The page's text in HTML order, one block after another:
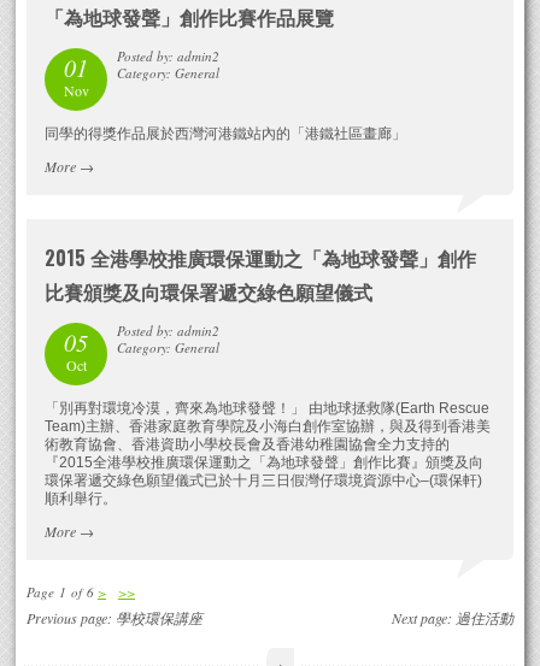
「為地球發聲」創作比賽作品展覽
01
Nov
Posted by: admin2
Category: General
同學的得獎作品展於西灣河港鐵站內的「港鐵社區畫廊」
More →
2015 全港學校推廣環保運動之「為地球發聲」創作
比賽頒獎及向環保署遞交綠色願望儀式
05
Oct
Posted by: admin2
Category: General
「別再對環境冷漠，齊來為地球發聲！」 由地球拯救隊(Earth Rescue
Team)主辦、香港家庭教育學院及小海白創作室協辦，與及得到香港美
術教育協會、香港資助小學校長會及香港幼稚園協會全力支持的
『2015全港學校推廣環保運動之「為地球發聲」創作比賽』頒獎及向
環保署遞交綠色願望儀式已於十月三日假灣仔環境資源中心–(環保軒)
順利舉行。
More →
Page 1 of 6 > >>
Previous page: 學校環保講座 Next page: 過住活動